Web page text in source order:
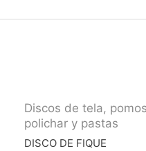
Discos de tela,
polichar y pastas
DISCO DE FIQUE